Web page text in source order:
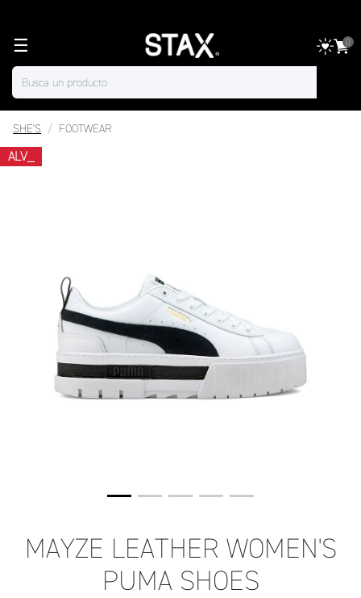
☰ 0
SHE'S FOOTWEAR
ALV_
MAYZE LEATHER WOMEN'S
PUMA SHOES